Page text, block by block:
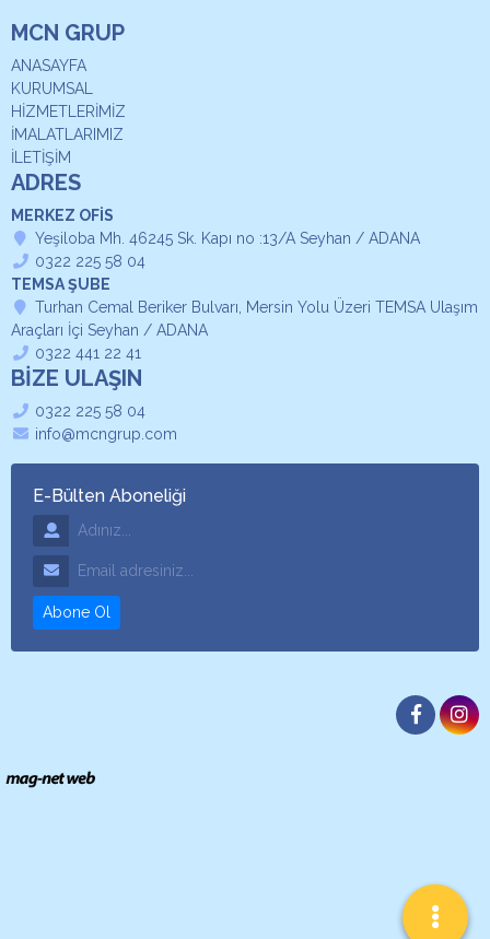
MCN GRUP
ANASAYFA
KURUMSAL
HİZMETLERİMİZ
İMALATLARIMIZ
İLETİŞİM
ADRES
MERKEZ OFİS
Yeşiloba Mh. 46245 Sk. Kapı no :13/A Seyhan / ADANA
0322 225 58 04
TEMSA ŞUBE
Turhan Cemal Beriker Bulvarı, Mersin Yolu Üzeri TEMSA Ulaşım
Araçları İçi Seyhan / ADANA
0322 441 22 41
BİZE ULAŞIN
0322 225 58 04
info@mcngrup.com
E-Bülten Aboneliği
Adınız
Email Adresiniz
Abone Ol